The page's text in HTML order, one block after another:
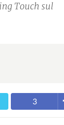
Touch sul
3